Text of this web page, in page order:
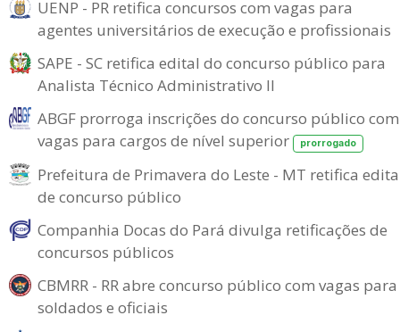
UENP - PR retifica concursos com vagas para
agentes universitários de execução e profissionais
SAPE - SC retifica edital do concurso público para
Analista Técnico Administrativo II
ABGF prorroga inscrições do concurso público com
vagas para cargos de nível superior
prorrogado
Prefeitura de Primavera do Leste - MT retifica
de concurso público
Companhia Docas do Pará divulga retificações de
concursos públicos
CBMRR - RR abre concurso público com vagas para
soldados e oficiais